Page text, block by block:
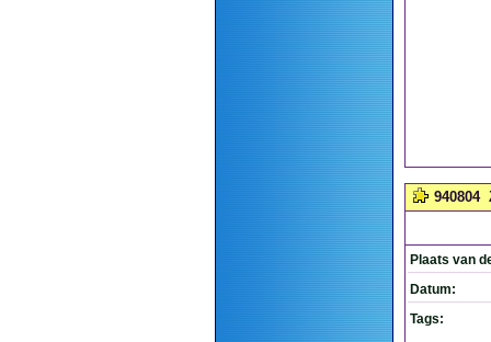
940804
Plaats van
Datum:
Tags: